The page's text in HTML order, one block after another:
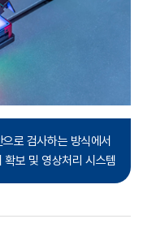
로 검사하는 방식에서
보 및 영상처리 시스템